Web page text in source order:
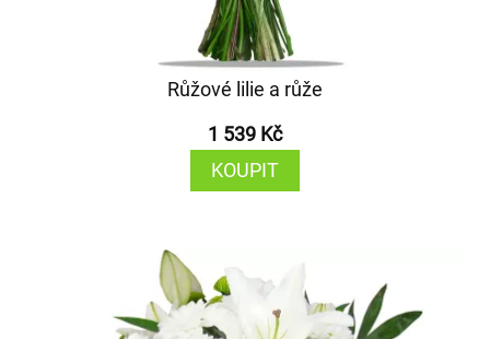
Růžové lilie a růže
1 539 Kč
KOUPIT